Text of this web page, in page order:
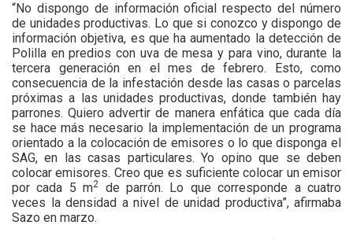
“No dispongo de información oficial respecto del número
de unidades productivas. Lo que si conozco y dispongo de
información objetiva, es que ha aumentado la detección de
Polilla en predios con uva de mesa y para vino, durante la
tercera generación en el mes de febrero. Esto, como
consecuencia de la infestación desde las casas o parcelas
próximas a las unidades productivas, donde también hay
parrones. Quiero advertir de manera enfática que cada día
se hace más necesario la implementación de un programa
orientado a la colocación de emisores o lo que disponga el
SAG, en las casas particulares. Yo opino que se deben
colocar emisores. Creo que es suficiente colocar un emisor
por cada 5 m2
de parrón. Lo que corresponde a cuatro
veces la densidad a nivel de unidad productiva”, afirmaba
Sazo en marzo.